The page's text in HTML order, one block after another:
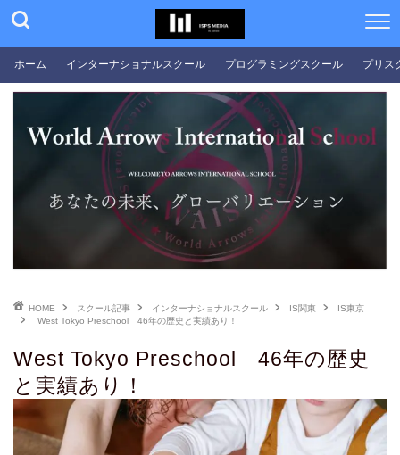
ホーム インターナショナルスクール プログラミングスクール プリス
HOME スクール記事 インターナショナルスクール IS関東
IS東京
West Tokyo Preschool 46年の歴史と実績あり！
West Tokyo Preschool 46年の歴史
と実績あり！